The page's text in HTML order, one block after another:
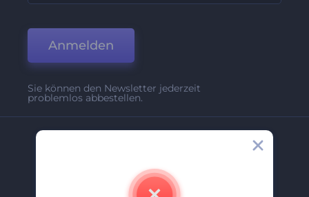
Anmelden
Sie können den Newsletter jederzeit
problemlos abbestellen.